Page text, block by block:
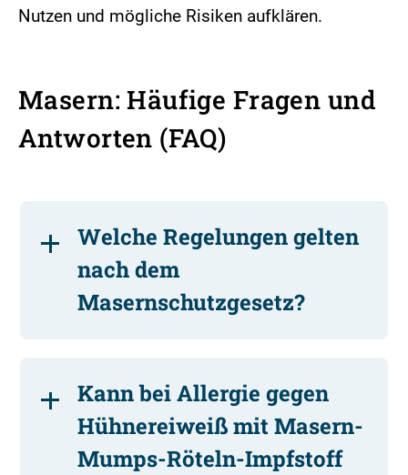
Nutzen und mögliche Risiken aufklären.
Masern: Häufige Fragen und
Antworten (FAQ)
Welche Regelungen gelten
nach dem
Masernschutzgesetz?
Kann bei Allergie gegen
Hühnereiweiß mit Masern-
Mumps-Röteln-Impfstoff